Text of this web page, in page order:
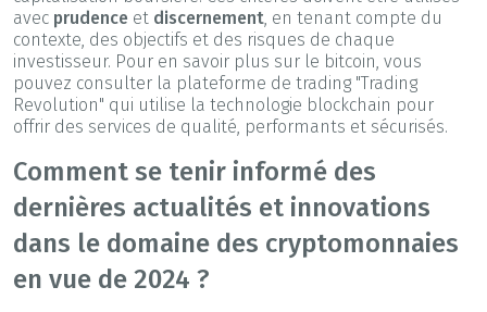
avec prudence et discernement , en tenant compte du
contexte, des objectifs et des risques de chaque
investisseur. Pour en savoir plus sur le bitcoin, vous
pouvez consulter la plateforme de trading "Trading
Revolution" qui utilise la technologie blockchain pour
offrir des services de qualité, performants et sécurisés.
Comment se tenir informé des
dernières actualités et innovations
dans le domaine des cryptomonnaies
en vue de 2024 ?